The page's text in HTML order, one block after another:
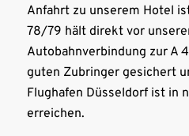
Anfahrt zu unserem Hotel
78/79 hält direkt vor
Autobahnverbindung zur A
guten Zubringer gesichert
Flughafen Düsseldorf ist in
erreichen.